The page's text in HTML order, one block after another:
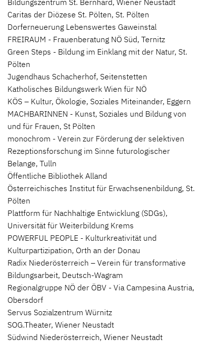
Bildungszentrum St. Bernhard, Wiener Neustadt
Caritas der Diözese St. Pölten, St. Pölten
Dorferneuerung Lebenswertes Gaweinstal
FREIRAUM - Frauenberatung NÖ Süd, Ternitz
Green Steps - Bildung im Einklang mit der Natur, St.
Pölten
Jugendhaus Schacherhof, Seitenstetten
Katholisches Bildungswerk Wien für NÖ
KÖS – Kultur, Ökologie, Soziales Miteinander, Eggern
MACHBARINNEN - Kunst, Soziales und Bildung von
und für Frauen, St Pölten
monochrom - Verein zur Förderung der selektiven
Rezeptionsforschung im Sinne futurologischer
Belange, Tulln
Öffentliche Bibliothek Alland
Österreichisches Institut für Erwachsenenbildung, St.
Pölten
Plattform für Nachhaltige Entwicklung (SDGs),
Universität für Weiterbildung Krems
POWERFUL PEOPLE - Kulturkreativität und
Kulturpartizipation, Orth an der Donau
Radix Niederösterreich – Verein für transformative
Bildungsarbeit, Deutsch-Wagram
Regionalgruppe NÖ der ÖBV - Via Campesina Austria,
Obersdorf
Servus Sozialzentrum Würnitz
SOG.Theater, Wiener Neustadt
Südwind Niederösterreich, Wiener Neustadt